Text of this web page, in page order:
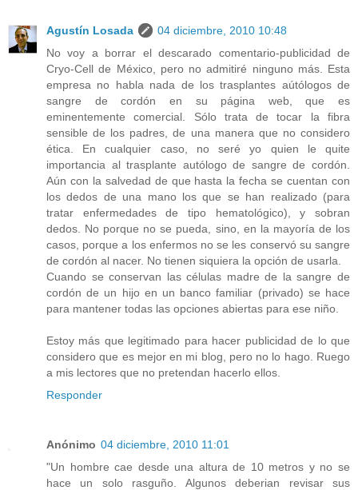
Agustín Losada
04 diciembre, 2010 10:48
No voy a borrar el descarado comentario-publicidad de
Cryo-Cell de México, pero no admitiré ninguno más. Esta
empresa no habla nada de los trasplantes aútólogos de
sangre de cordón en su página web, que es
eminentemente comercial. Sólo trata de tocar la fibra
sensible de los padres, de una manera que no considero
ética. En cualquier caso, no seré yo quien le quite
importancia al trasplante autólogo de sangre de cordón.
Aún con la salvedad de que hasta la fecha se cuentan con
los dedos de una mano los que se han realizado (para
tratar enfermedades de tipo hematológico), y sobran
dedos. No porque no se pueda, sino, en la mayoría de los
casos, porque a los enfermos no se les conservó su sangre
de cordón al nacer. No tienen siquiera la opción de usarla.
Cuando se conservan las células madre de la sangre de
cordón de un hijo en un banco familiar (privado) se hace
para mantener todas las opciones abiertas para ese niño.
Estoy más que legitimado para hacer publicidad de lo que
considero que es mejor en mi blog, pero no lo hago. Ruego
a mis lectores que no pretendan hacerlo ellos.
Responder
Anónimo 04 diciembre, 2010 11:01
"Un hombre cae desde una altura de 10 metros y no se
hace un solo rasguño. Algunos deberian revisar sus